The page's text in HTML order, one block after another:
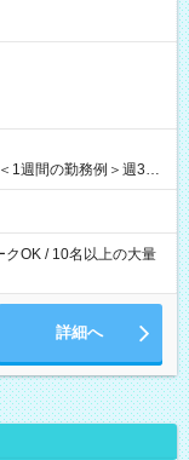
1週間の勤務例＞週3回
にお仕事
クOK / 10名以上の大量
詳細へ